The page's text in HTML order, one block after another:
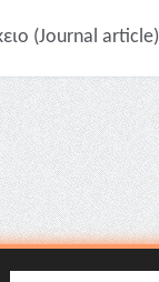
(Journal article)